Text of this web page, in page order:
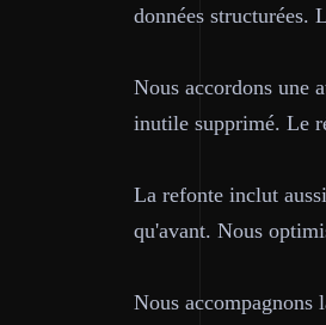
données structurées.
Nous accordons une
inutile supprimé. Le
La refonte inclut
qu'avant. Nous
Nous